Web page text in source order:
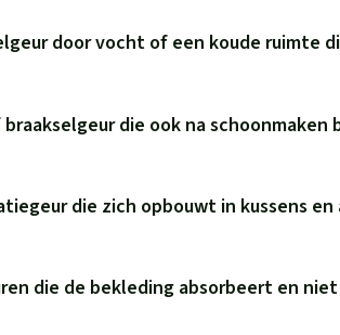
door vocht of een koude ruimte
braakselgeur die ook na
die zich opbouwt in kussens
die de bekleding absorbeert en